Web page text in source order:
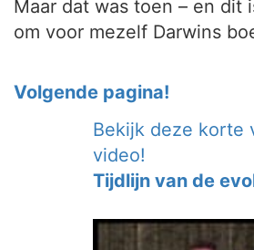
Maar dat was toen – en dit
om voor mezelf Darwins
Volgende pagina!
Bekijk deze korte
video!
Tijdlijn van de